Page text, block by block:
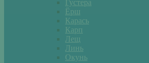
Густера
Ёрш
Карась
Карп
Лещ
Линь
Окунь